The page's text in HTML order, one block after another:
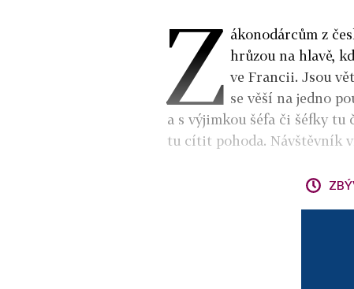
Z ákonodárcům z
hrůzou na hlavě,
ve Francii. Jsou
se věší na jedno
a s výjimkou šéfa či šéfky tu
tu cítit pohoda. Návštěvník